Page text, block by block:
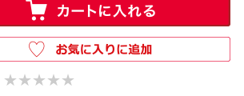
★★★★★
★★★★★